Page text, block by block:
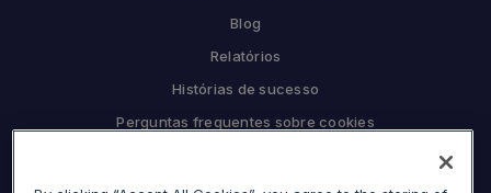
Blog
Relatórios
Histórias de sucesso
Perguntas frequentes sobre cookies